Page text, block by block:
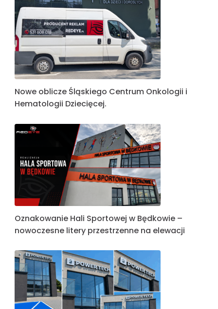
Nowe oblicze Śląskiego Centrum Onkologii i
Hematologii Dziecięcej.
Oznakowanie Hali Sportowej w Będkowie –
nowoczesne litery przestrzenne na elewacji